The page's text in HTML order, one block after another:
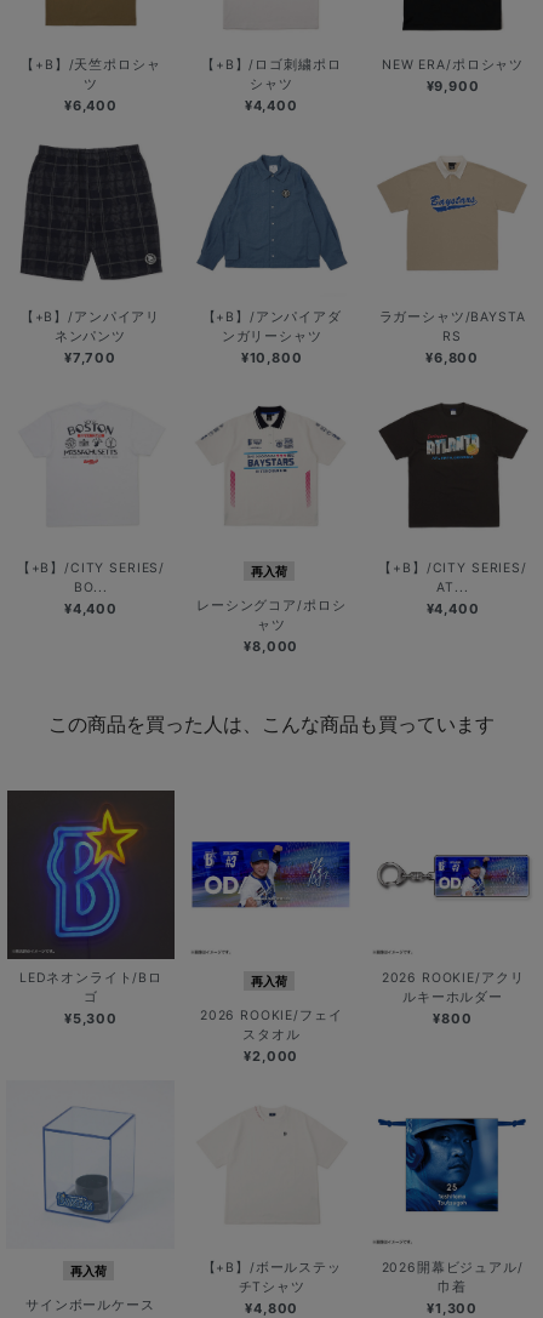
【+B】/天竺ポロシャ
ツ
¥6,400
【+B】/ロゴ刺繍ポロ
シャツ
¥4,400
NEW ERA/ポロシャツ
¥9,900
【+B】/アンパイアリ
ネンパンツ
¥7,700
【+B】/アンパイアダ
ンガリーシャツ
¥10,800
ラガーシャツ/BAYSTA
RS
¥6,800
【+B】/CITY SERIES/
BO...
¥4,400
再入荷
レーシングコア/ポロシ
ャツ
¥8,000
【+B】/CITY SERIES/
AT...
¥4,400
この商品を買った人は、こんな商品も買っています
LEDネオンライト/Bロ
ゴ
¥5,300
再入荷
2026 ROOKIE/フェイ
スタオル
¥2,000
2026 ROOKIE/アクリ
ルキーホルダー
¥800
再入荷
サインボールケース
【+B】/ボールステッ
チTシャツ
¥4,800
2026開幕ビジュアル/
巾着
¥1,300